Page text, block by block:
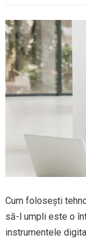
Cum folosești
să-l umpli este o
instrumentele